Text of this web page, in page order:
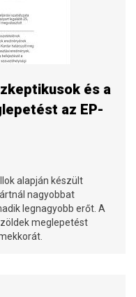
és a
az EP-
alapján készült
nagyobbat
legnagyobb erőt. A
meglepetést